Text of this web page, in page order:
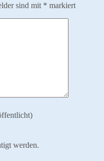
sind mit * markiert
werden.